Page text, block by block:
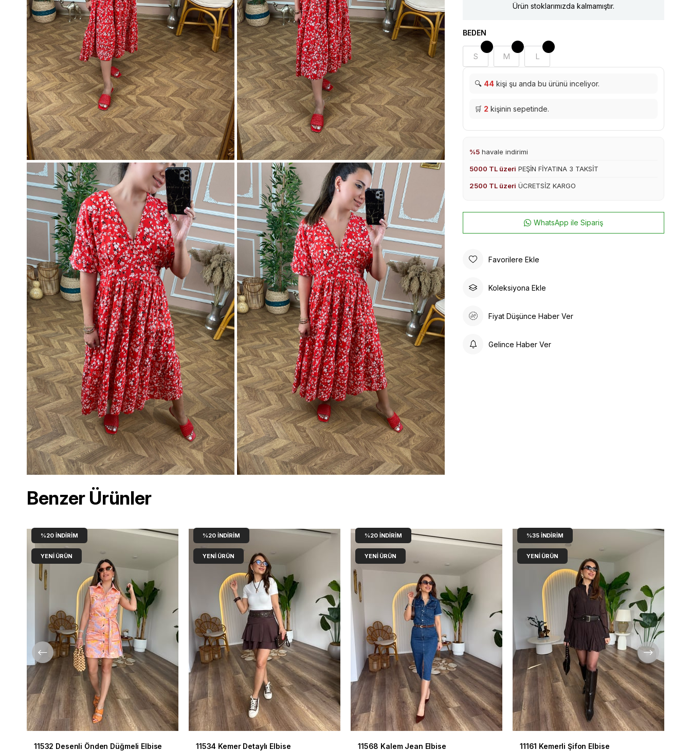
Ürün stoklarımızda kalmamıştır.
BEDEN
S M L
🔍 44 kişi şu anda bu ürünü inceliyor.
🛒 2 kişinin sepetinde.
%5 havale indirimi
5000 TL üzeri PEŞİN FİYATINA 3 TAKSİT
2500 TL üzeri ÜCRETSİZ KARGO
WhatsApp ile Sipariş
Favorilere Ekle
Koleksiyona Ekle
Fiyat Düşünce Haber Ver
Gelince Haber Ver
Benzer Ürünler
11532 Desenli Önden Düğmeli Elbise
%20 İNDIRIM
YENI ÜRÜN
11534 Kemer Detaylı Elbise
%20 İNDIRIM
YENI ÜRÜN
11568 Kalem Jean Elbise
%20 İNDIRIM
YENI ÜRÜN
11161 Kemerli Şifon Elbise
%35 İNDIRIM
YENI ÜRÜN